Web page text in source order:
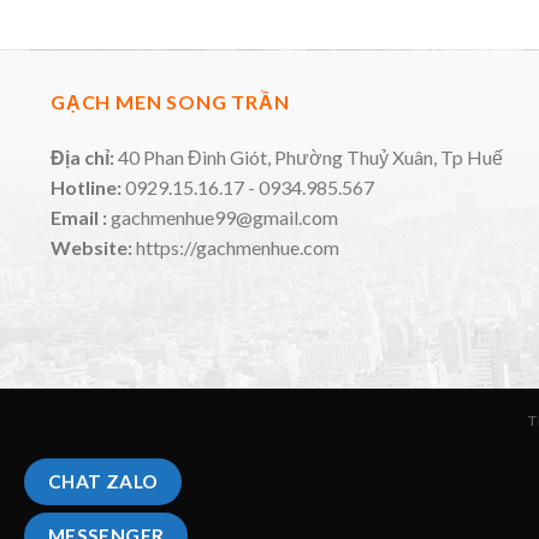
GẠCH MEN SONG TRẦN
Địa chỉ:40 Phan Đình Giót, Phường Thuỷ Xuân, Tp Huế
Hotline:0929.15.16.17 - 0934.985.567
Email :gachmenhue99@gmail.com
Website:https://gachmenhue.com
CHAT ZALO